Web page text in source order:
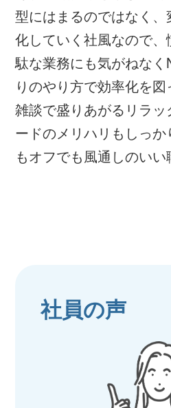
型にはまるのではなく
化していく社風なので
駄な業務にも気がねな
りのやり方で効率化を図
雑談で盛りあがるリラ
ードのメリハリもしっ
もオフでも風通しのいい
社員の声